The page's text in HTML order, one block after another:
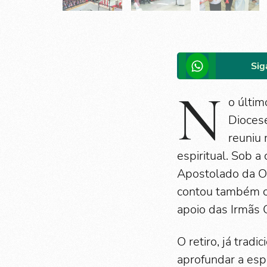
N o
reuniu
espiritual. Sob a
Apostolado da
contou também
apoio das Irmãs
O retiro, já
aprofundar a